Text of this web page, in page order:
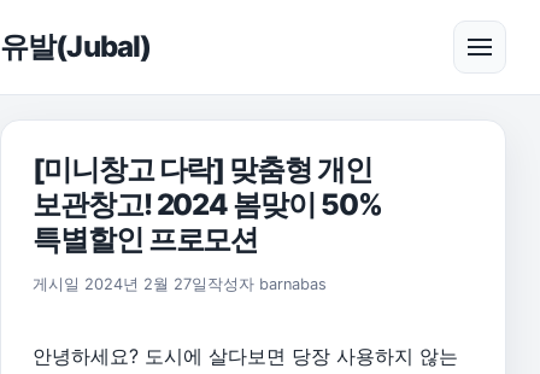
유발(Jubal) 메뉴
[미니창고 다락] 맞춤형 개인
보관창고! 2024 봄맞이 50%
특별할인 프로모션
게시일 2024년 2월 27일 2024년 2월 28일
작성자 barnabas
안녕하세요? 도시에 살다보면 당장 사용하지 않는